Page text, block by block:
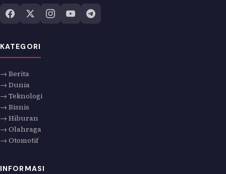
KATEGORI
→ Berita
→ Dunia
→ Teknologi
→ Bisnis
→ Hiburan
→ Olahraga
→ Otomotif
INFORMASI